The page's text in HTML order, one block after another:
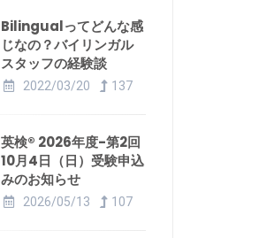
Bilingualってどんな感
じなの？バイリンガル
スタッフの経験談
2022/03/20 137
英検® 2026年度-第2回
10月4日（日）受験申込
みのお知らせ
2026/05/13 107